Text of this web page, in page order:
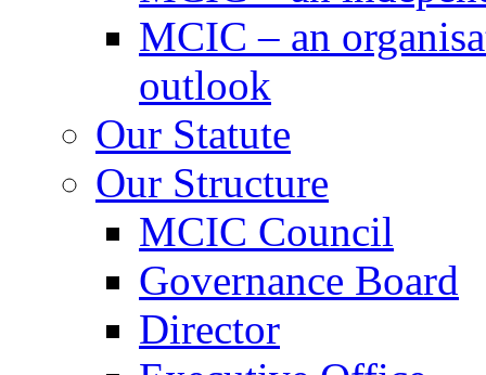
MCIC – an
outlook
Our Statute
Our Structure
MCIC Council
Governance Board
Director